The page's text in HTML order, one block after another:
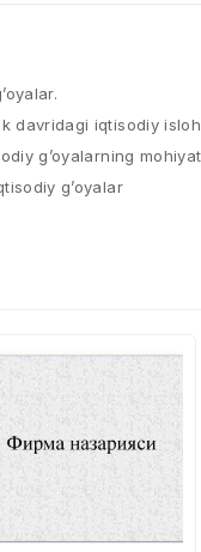
davridagi iqtisodiy
g’oyalarning
g’oyalar